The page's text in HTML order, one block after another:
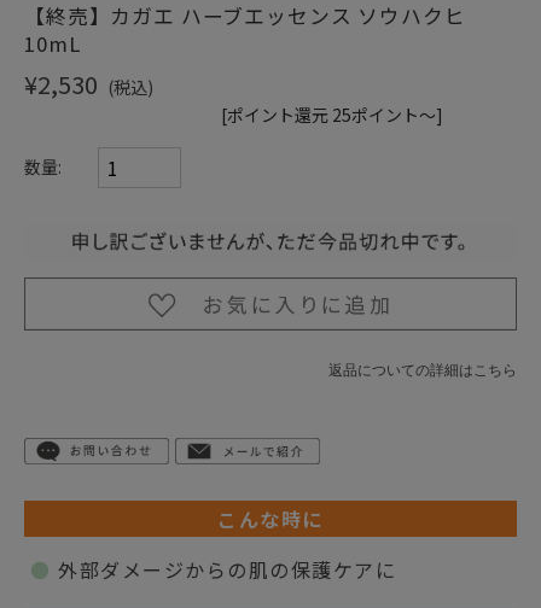
【終売】カガエ ハーブエッセンス ソウハクヒ
10mL
¥2,530 (税込)
[ポイント還元 25ポイント～]
数量:
返品についての詳細はこちら
こんな時に
● 外部ダメージからの肌の保護ケアに